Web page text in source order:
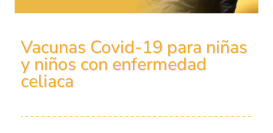
Vacunas Covid-19 para niñas
y niños con enfermedad
celiaca